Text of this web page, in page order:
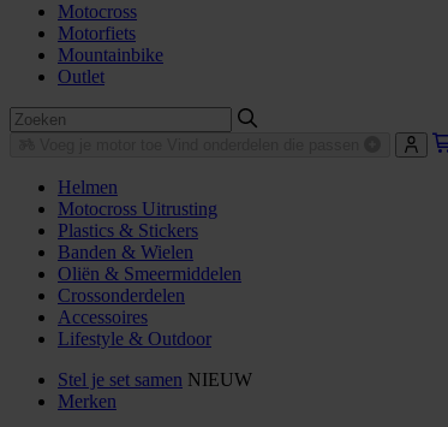
Motocross
Motorfiets
Mountainbike
Outlet
Helmen
Motocross Uitrusting
Plastics & Stickers
Banden & Wielen
Oliën & Smeermiddelen
Crossonderdelen
Accessoires
Lifestyle & Outdoor
Stel je set samen NIEUW
Merken